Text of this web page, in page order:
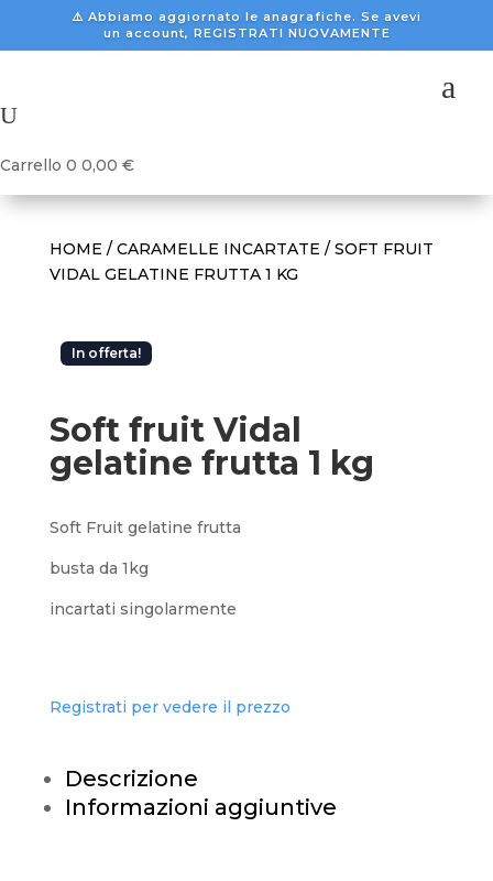
⚠️ Abbiamo aggiornato le anagrafiche. Se avevi
un account, REGISTRATI NUOVAMENTE
a
U
Carrello 0 0,00 €
HOME / CARAMELLE INCARTATE / SOFT FRUIT
VIDAL GELATINE FRUTTA 1 KG
In offerta!
Soft fruit Vidal
gelatine frutta 1 kg
Soft Fruit gelatine frutta
busta da 1kg
incartati singolarmente
Registrati per vedere il prezzo
Descrizione
Informazioni aggiuntive